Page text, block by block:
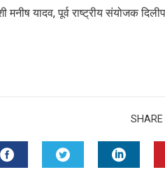
मनीष यादव, पूर्व राष्ट्रीय संयोजक
SHARE